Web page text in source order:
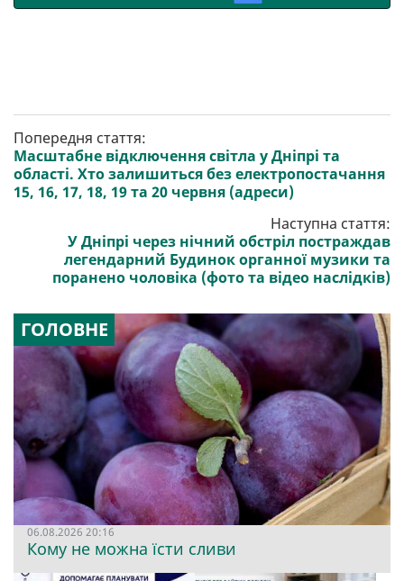
Попередня стаття:
Масштабне відключення світла у Дніпрі та
області. Хто залишиться без електропостачання
15, 16, 17, 18, 19 та 20 червня (адреси)
Наступна стаття:
У Дніпрі через нічний обстріл постраждав
легендарний Будинок органної музики та
поранено чоловіка (фото та відео наслідків)
ГОЛОВНЕ
06.08.2026 20:16
Кому не можна їсти сливи